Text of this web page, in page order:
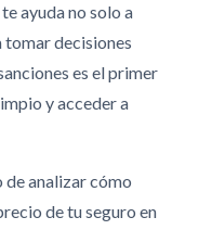
te ayuda no solo a
tomar decisiones
es el primer
y acceder a
de analizar cómo
de tu seguro en